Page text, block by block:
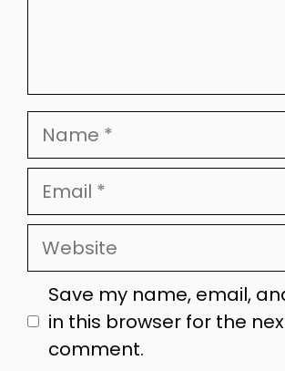
Name
Email
Website
Save my name, email,
in this browser for the
comment.